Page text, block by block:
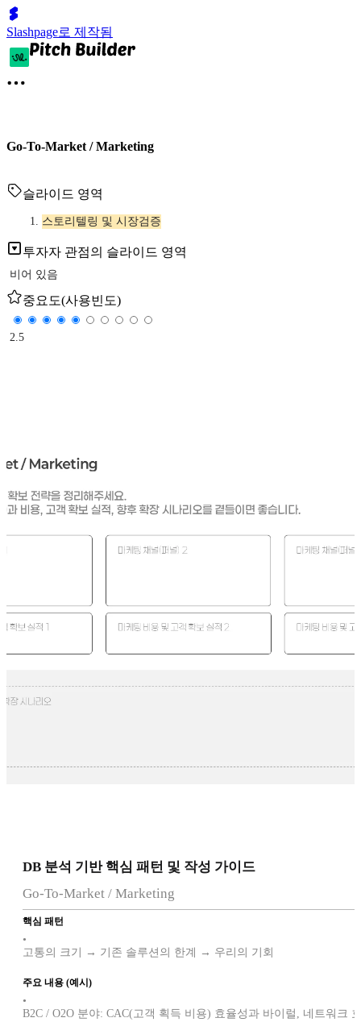
Slashpage로 제작됨
Go-To-Market / Marketing
슬라이드 영역
스토리텔링 및 시장검증
투자자 관점의 슬라이드 영역
비어 있음
중요도(사용빈도)
2.5
DB 분석 기반 핵심 패턴 및 작성 가이드
Go-To-Market / Marketing
핵심 패턴
•
고통의 크기 → 기존 솔루션의 한계 → 우리의 기회
주요 내용 (예시)
•
B2C / O2O 분야: CAC(고객 획득 비용) 효율성과 바이럴, 네트워크